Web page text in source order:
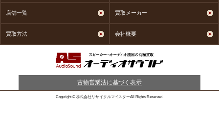
店舗一覧 買取メーカー
買取方法 会社概要
古物営業法に基づく表示
Copyright © 株式会社リサイクルマイスターAll Rights Reserved.